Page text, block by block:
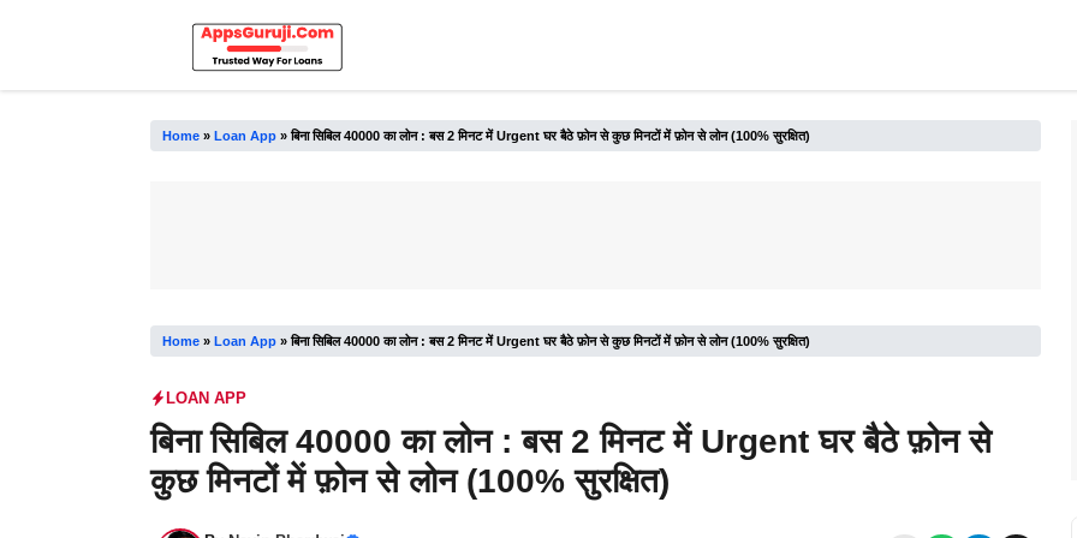
Home» Loan App»बिना सिबिल 40000 का लोन : बस 2 मिनट में Urgent घर बैठे फ़ोन से कुछ मिनटों में फ़ोन से लोन (100% सुरक्षित)
Home» Loan App»बिना सिबिल 40000 का लोन : बस 2 मिनट में Urgent घर बैठे फ़ोन से कुछ मिनटों में फ़ोन से लोन (100% सुरक्षित)
LOAN APP
बिना सिबिल 40000 का लोन : बस 2 मिनट में Urgent घर बैठे फ़ोन से
कुछ मिनटों में फ़ोन से लोन (100% सुरक्षित)